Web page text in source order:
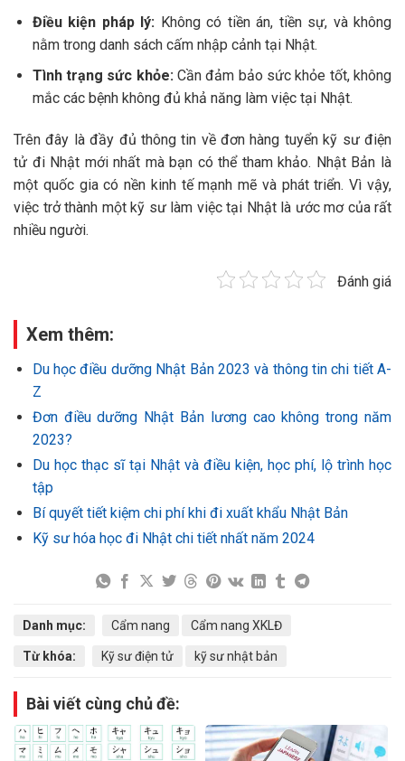
Điều kiện pháp lý: Không có tiền án, tiền sự, và không
nằm trong danh sách cấm nhập cảnh tại Nhật.
Tình trạng sức khỏe:Cần đảm bảo sức khỏe tốt, không
mắc các bệnh không đủ khả năng làm việc tại Nhật.
Trên đây là đầy đủ thông tin về đơn hàng tuyển kỹ sư điện
tử đi Nhật mới nhất mà bạn có thể tham khảo. Nhật Bản là
một quốc gia có nền kinh tế mạnh mẽ và phát triển. Vì vậy,
việc trở thành một kỹ sư làm việc tại Nhật là ước mơ của rất
nhiều người.
Đánh giá
Xem thêm:
Du học điều dưỡng Nhật Bản 2023 và thông tin chi tiết A-
Z
Đơn điều dưỡng Nhật Bản lương cao không trong năm
2023?
Du học thạc sĩ tại Nhật và điều kiện, học phí, lộ trình học
tập
Bí quyết tiết kiệm chi phí khi đi xuất khẩu Nhật Bản
Kỹ sư hóa học đi Nhật chi tiết nhất năm 2024
Danh mục: Cẩm nang Cẩm nang XKLĐ
Từ khóa: Kỹ sư điện tử kỹ sư nhật bản
Bài viết cùng chủ đề: